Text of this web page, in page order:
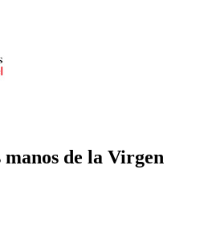
de la Virgen